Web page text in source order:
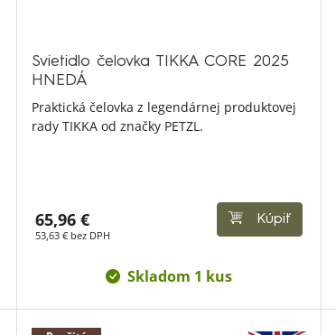
Svietidlo čelovka TIKKA CORE 2025
HNEDÁ
Praktická čelovka z legendárnej produktovej
rady TIKKA od značky PETZL.
65,96 €
53,63 € bez DPH
Kúpiť
Skladom 1 kus